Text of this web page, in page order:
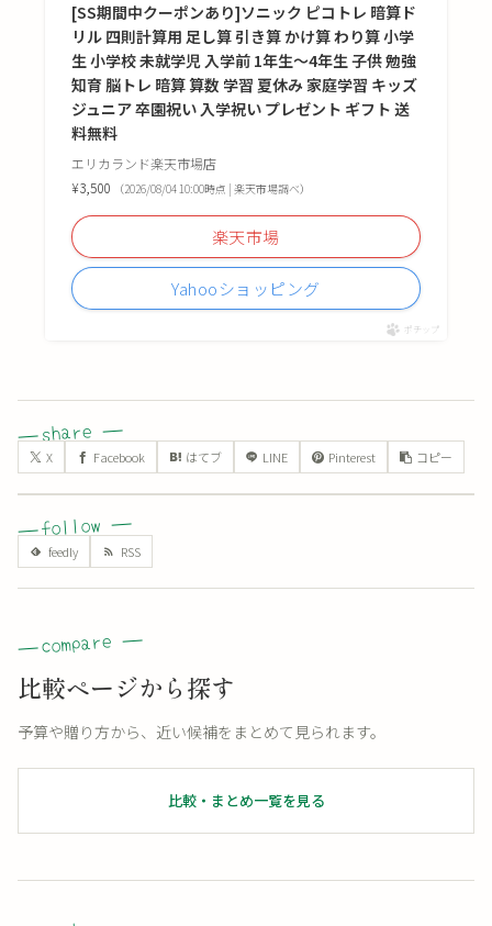
[SS期間中クーポンあり]ソニック ピコトレ 暗算ド
リル 四則計算用 足し算 引き算 かけ算 わり算 小学
生 小学校 未就学児 入学前 1年生〜4年生 子供 勉強
知育 脳トレ 暗算 算数 学習 夏休み 家庭学習 キッズ
ジュニア 卒園祝い 入学祝い プレゼント ギフト 送
料無料
エリカランド楽天市場店
¥3,500
（2026/08/04 10:00時点 | 楽天市場調べ）
楽天市場
Yahooショッピング
ポチップ
X Facebook はてブ LINE Pinterest コピー
比較ページから探す
予算や贈り方から、近い候補をまとめて見られます。
比較・まとめ一覧を見る